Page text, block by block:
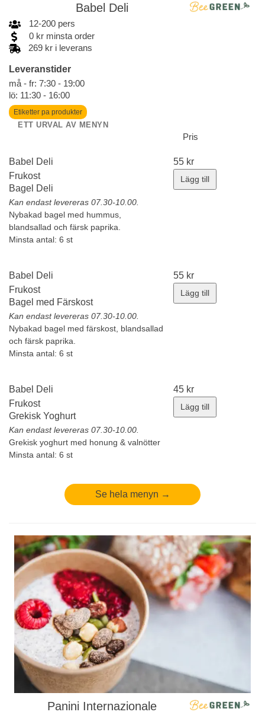
Babel Deli
12-200 pers
0 kr minsta order
269 kr i leverans
Leveranstider
må - fr: 7:30 - 19:00
lö: 11:30 - 16:00
Etiketter pa produkter
ETT URVAL AV MENYN
Pris
Babel Deli
Frukost
Bagel Deli
Kan endast levereras 07.30-10.00.
Nybakad bagel med hummus,
blandsallad och färsk paprika.
Minsta antal: 6 st
55 kr
Lägg till
Babel Deli
Frukost
Bagel med Färskost
Kan endast levereras 07.30-10.00.
Nybakad bagel med färskost, blandsallad
och färsk paprika.
Minsta antal: 6 st
55 kr
Lägg till
Babel Deli
Frukost
Grekisk Yoghurt
Kan endast levereras 07.30-10.00.
Grekisk yoghurt med honung & valnötter
Minsta antal: 6 st
45 kr
Lägg till
Se hela menyn →
Panini Internazionale